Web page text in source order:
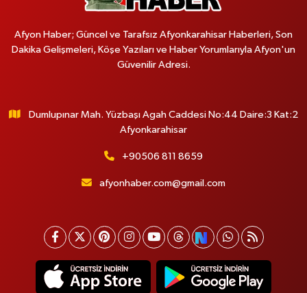
Afyon Haber; Güncel ve Tarafsız Afyonkarahisar Haberleri, Son
Dakika Gelişmeleri, Köşe Yazıları ve Haber Yorumlarıyla Afyon'un
Güvenilir Adresi.
Dumlupınar Mah. Yüzbaşı Agah Caddesi No:44 Daire:3 Kat:2
Afyonkarahisar
+90506 811 8659
afyonhaber.com@gmail.com